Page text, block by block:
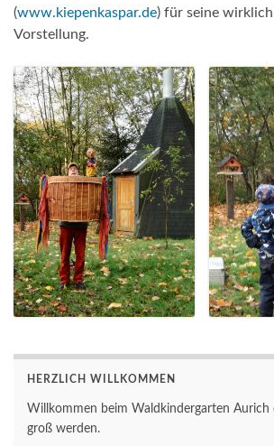
(www.kiepenkaspar.de) für seine
Vorstellung.
HERZLICH WILLKOMMEN
Willkommen beim Waldkindergarten Aurich
groß werden.